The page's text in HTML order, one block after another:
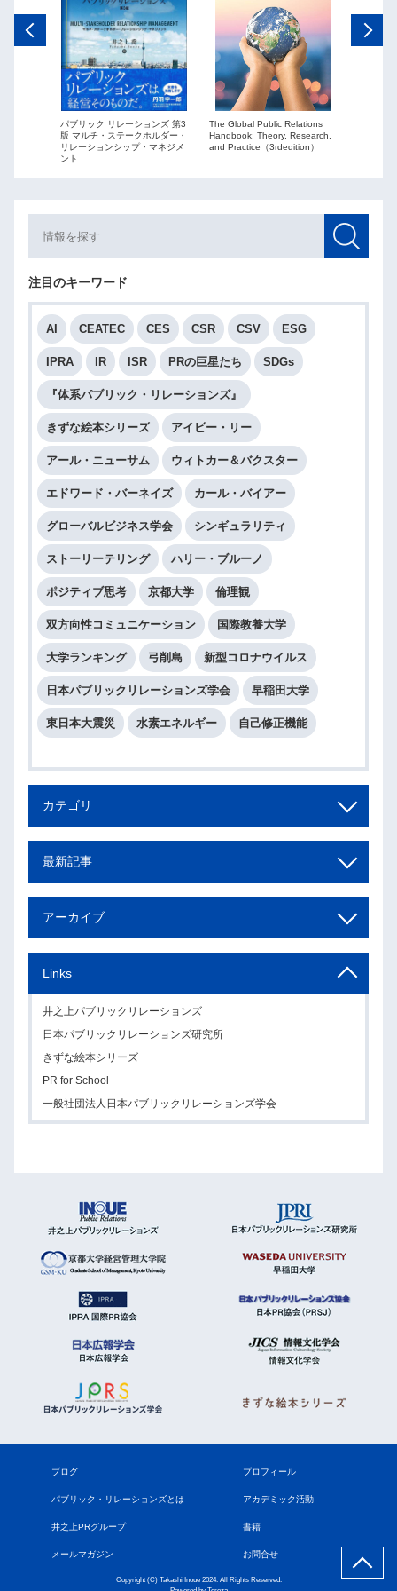
パブリック リレーションズ 第3
版 マルチ・ステークホルダー・
リレーションシップ・マネジメ
ント
The Global Public Relations
Handbook: Theory, Research,
and Practice（3rdedition）
注目のキーワード
AI CEATEC CES CSR CSV ESG
IPRA IR ISR PRの巨星たち SDGs
『体系パブリック・リレーションズ』
きずな絵本シリーズ アイビー・リー
アール・ニューサム ウィトカー＆バクスター
エドワード・バーネイズ カール・バイアー
グローバルビジネス学会 シンギュラリティ
ストーリーテリング ハリー・ブルーノ
ポジティブ思考 京都大学 倫理観
双方向性コミュニケーション 国際教養大学
大学ランキング 弓削島 新型コロナウイルス
日本パブリックリレーションズ学会 早稲田大学
東日本大震災 水素エネルギー 自己修正機能
カテゴリ
最新記事
アーカイブ
Links
井之上パブリックリレーションズ
日本パブリックリレーションズ研究所
きずな絵本シリーズ
PR for School
一般社団法人日本パブリックリレーションズ学会
ブログ プロフィール
パブリック・リレーションズとは アカデミック活動
井之上PRグループ 書籍
メールマガジン お問合せ
Copyright (C) Takashi Inoue 2024. All Rights Reserved.